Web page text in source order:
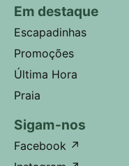
Em destaque
Escapadinhas
Promoções
Última Hora
Praia
Sigam-nos
Facebook ↗